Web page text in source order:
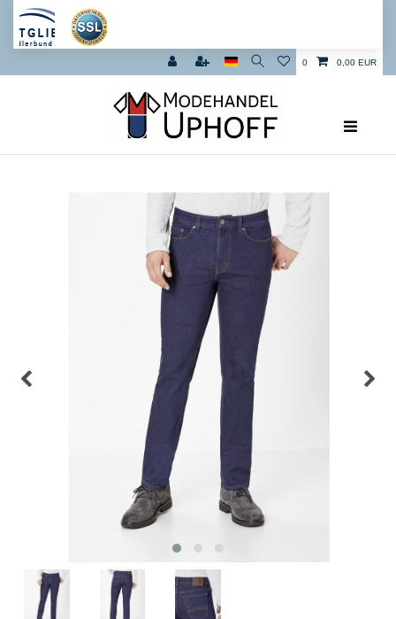
0 0,00 EUR